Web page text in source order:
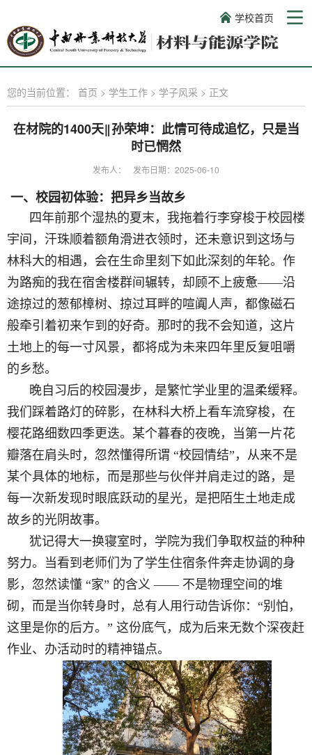
学校首页
您的当前位置： 首页 > 学生工作 > 学子风采 > 正文
在材院的1400天‖孙荣坤：此情可待成追忆，只是当
时已惘然
发布人： 发布日期：2025-06-10
一、 校园初体验：把异乡当故乡
四年前那个湿热的夏末，我拖着行李穿梭于校园楼
宇间，汗珠顺着额角滑进衣领时，还未意识到这场与
林科大的相遇，会在生命里刻下如此深刻的年轮。作
为路痴的我在宿舍楼群间辗转，却顾不上疲惫——沿
途掠过的葱郁樟树、掠过耳畔的喧阗人声，都像磁石
般牵引着初来乍到的好奇。那时的我不会知道，这片
土地上的每一寸风景，都将成为未来四年里反复咀嚼
的乡愁。
晚自习后的校园漫步，是繁忙学业里的温柔缓释。
我们踩着路灯的碎影，在林科大桥上看车流穿梭，在
樱花路细数四季更迭。某个暮春的夜晚，当第一片花
瓣落在肩头时，忽然懂得所谓 “校园情结” ，从来不是
某个具体的地标，而是那些与伙伴并肩走过的路，是
每一次新发现时眼底跃动的星光，是把陌生土地走成
故乡的光阴故事。
犹记得大一换寝室时，学院为我们争取权益的种种
努力。当看到老师们为了学生住宿条件奔走协调的身
影，忽然读懂 “家” 的含义 —— 不是物理空间的堆
砌，而是当你转身时，总有人用行动告诉你： “别怕，
这里是你的后方。 ” 这份底气，成为后来无数个深夜赶
作业、 办活动时的精神锚点。